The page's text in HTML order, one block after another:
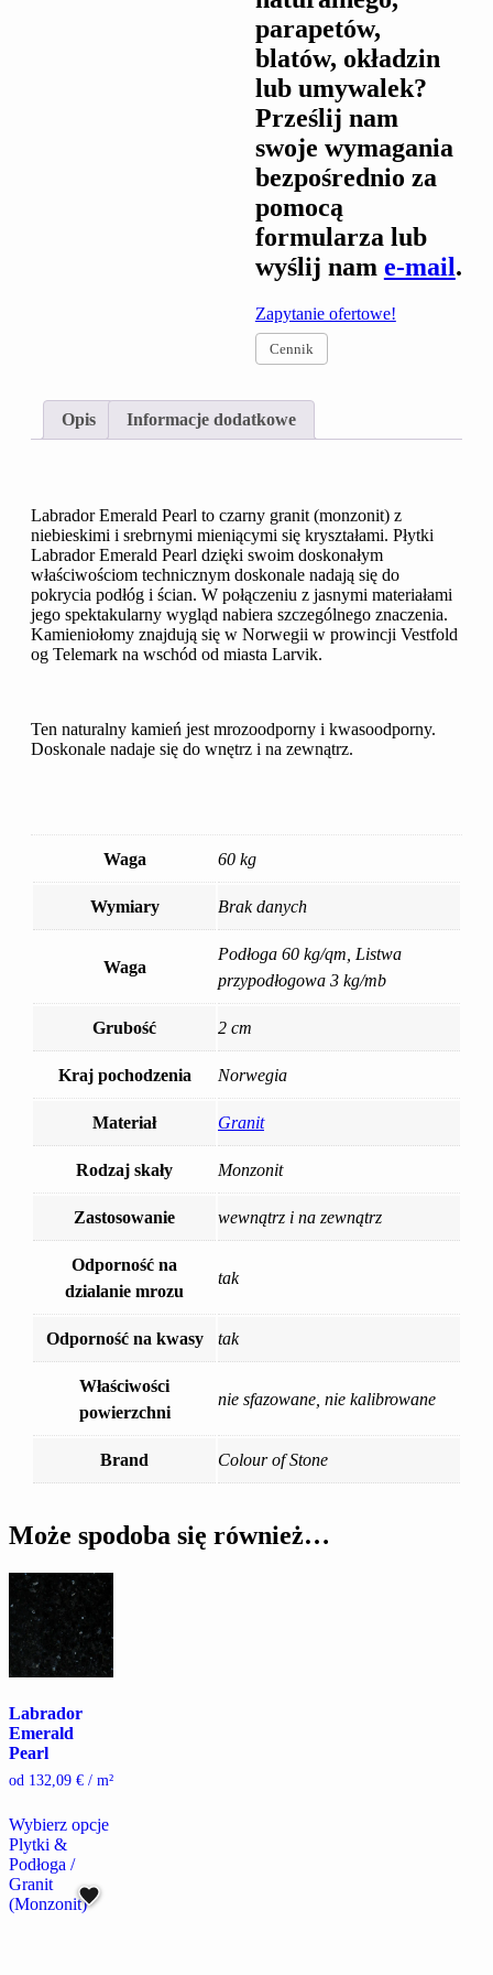
parapetów,
blatów, okładzin
lub umywalek?
Prześlij nam
swoje wymagania
bezpośrednio za
pomocą
formularza lub
wyślij nam e-mail .
Zapytanie ofertowe!
Cennik
Opis Informacje dodatkowe
Labrador Emerald Pearl to czarny granit (monzonit) z
niebieskimi i srebrnymi mieniącymi się kryształami. Płytki
Labrador Emerald Pearl dzięki swoim doskonałym
właściwościom technicznym doskonale nadają się do
pokrycia podłóg i ścian. W połączeniu z jasnymi materiałami
jego spektakularny wygląd nabiera szczególnego znaczenia.
Kamieniołomy znajdują się w Norwegii w prowincji Vestfold
og Telemark na wschód od miasta Larvik.
Ten naturalny kamień jest mrozoodporny i kwasoodporny.
Doskonale nadaje się do wnętrz i na zewnątrz.
Waga 60 kg
Wymiary Brak danych
Waga
Podłoga 60 kg/qm, Listwa
przypodłogowa 3 kg/mb
Grubość 2 cm
Kraj pochodzenia Norwegia
Materiał Granit
Rodzaj skały Monzonit
Zastosowanie wewnątrz i na zewnątrz
Odporność na
dzialanie mrozu
tak
Odporność na kwasy tak
Właściwości
powierzchni
nie sfazowane, nie kalibrowane
Brand Colour of Stone
Może spodoba się również…
Labrador
Emerald
Pearl
od 132,09 € / m²
Wybierz opcje
Plytki &
Podłoga /
Granit
(Monzonit)